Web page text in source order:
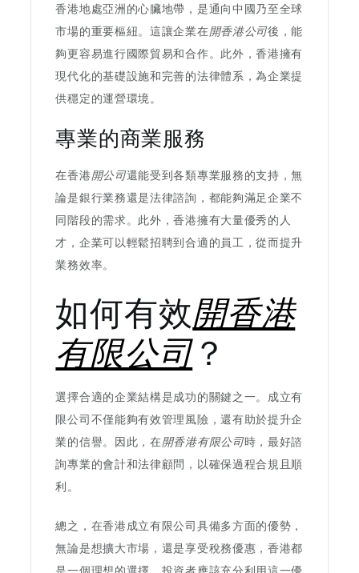
香港地處亞洲的心臟地帶，是通向中國乃至全球
市場的重要樞紐。這讓企業在開香港公司後，能
夠更容易進行國際貿易和合作。此外，香港擁有
現代化的基礎設施和完善的法律體系，為企業提
供穩定的運營環境。
專業的商業服務
在香港開公司還能受到各類專業服務的支持，無
論是銀行業務還是法律諮詢，都能夠滿足企業不
同階段的需求。此外，香港擁有大量優秀的人
才，企業可以輕鬆招聘到合適的員工，從而提升
業務效率。
如何有效開香港
有限公司？
選擇合適的企業結構是成功的關鍵之一。成立有
限公司不僅能夠有效管理風險，還有助於提升企
業的信譽。因此，在開香港有限公司時，最好諮
詢專業的會計和法律顧問，以確保過程合規且順
利。
總之，在香港成立有限公司具備多方面的優勢，
無論是想擴大市場，還是享受稅務優惠，香港都